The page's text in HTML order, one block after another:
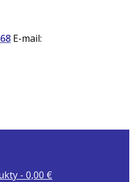
E-mail:
- 0,00 €